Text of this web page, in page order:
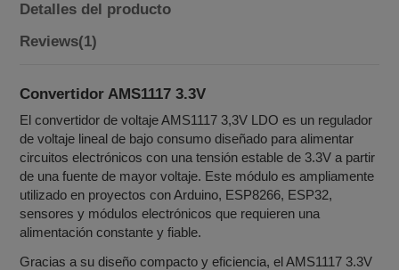
Detalles del producto
Reviews(1)
Convertidor AMS1117 3.3V
El convertidor de voltaje AMS1117 3,3V LDO es un regulador
de voltaje lineal de bajo consumo diseñado para alimentar
circuitos electrónicos con una tensión estable de 3.3V a partir
de una fuente de mayor voltaje. Este módulo es ampliamente
utilizado en proyectos con Arduino, ESP8266, ESP32,
sensores y módulos electrónicos que requieren una
alimentación constante y fiable.
Gracias a su diseño compacto y eficiencia, el AMS1117 3.3V